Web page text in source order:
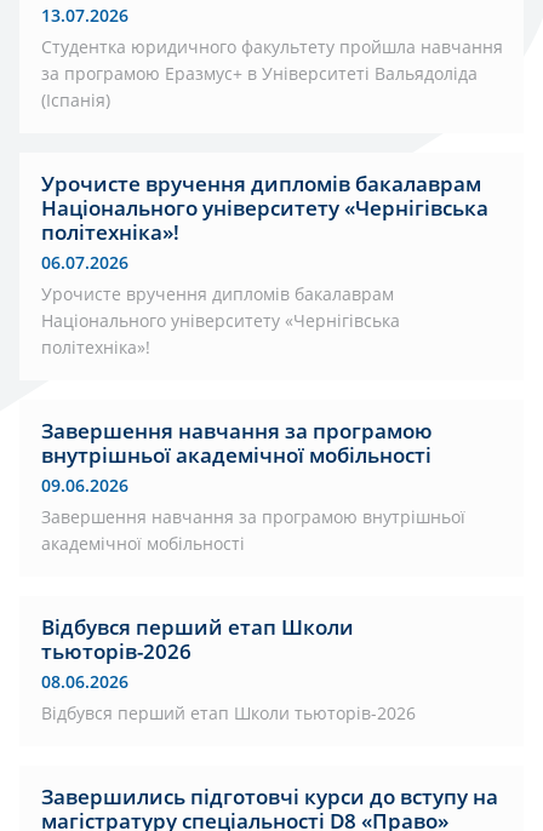
13.07.2026
Студентка юридичного факультету пройшла навчання
за програмою Еразмус+ в Університеті Вальядоліда
(Іспанія)
Урочисте вручення дипломів бакалаврам
Національного університету «Чернігівська
політехніка»!
06.07.2026
Урочисте вручення дипломів бакалаврам
Національного університету «Чернігівська
політехніка»!
Завершення навчання за програмою
внутрішньої академічної мобільності
09.06.2026
Завершення навчання за програмою внутрішньої
академічної мобільності
Відбувся перший етап Школи
тьюторів-2026
08.06.2026
Відбувся перший етап Школи тьюторів-2026
Завершились підготовчі курси до вступу на
магістратуру спеціальності D8 «Право»